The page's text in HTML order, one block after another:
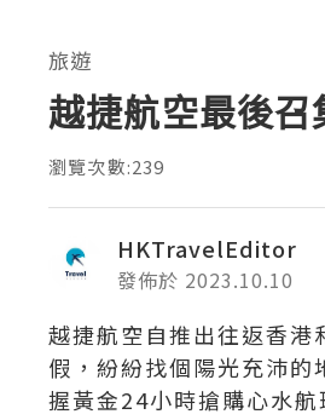
旅遊
越捷航空最後
瀏覽次數:239
HKTravelEditor
發佈於 2023.10.10
越捷航空自推出往返香港
假，紛紛找個陽光充沛
握黃金24小時搶購心水航